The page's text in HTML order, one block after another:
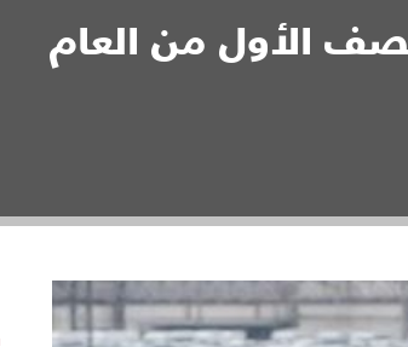
الأول من العام